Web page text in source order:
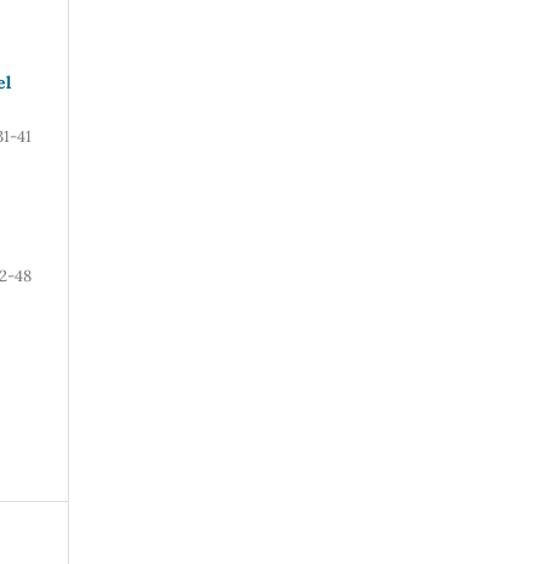
41
48